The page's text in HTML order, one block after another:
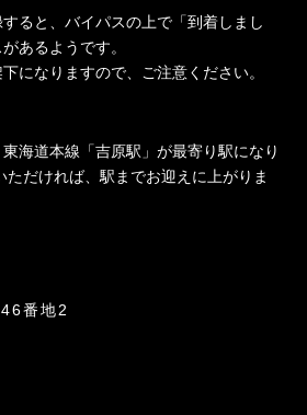
ると、バイパスの上で「到着しまし
あるようです。
になりますので、ご注意ください。
海道本線「吉原駅」が最寄り駅になり
ただければ、駅までお迎えに上がりま
番地2